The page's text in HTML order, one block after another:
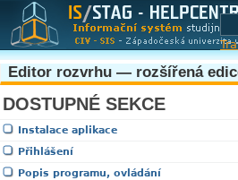
Editor rozvrhu — rozšířená
DOSTUPNÉ SEKCE
Instalace aplikace
Přihlášení
Popis programu, ovládání